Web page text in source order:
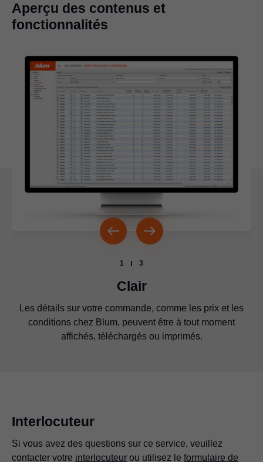
Aperçu des contenus et
fonctionnalités
1 3
Clair
Les détails sur votre commande, comme les prix et les
conditions chez Blum, peuvent être à tout moment
affichés, téléchargés ou imprimés.
Les statistiques de livraison vous renseignent avec
précision sur le produit que vous avez commandé, en
quelle quantité et à quelle date.
Pour toute question concernant une commande, il est
possible contacter votre interlocuteur Blum directement
par l’application.
Interlocuteur
Si vous avez des questions sur ce service, veuillez
contacter votre interlocuteur ou utilisez le formulaire de